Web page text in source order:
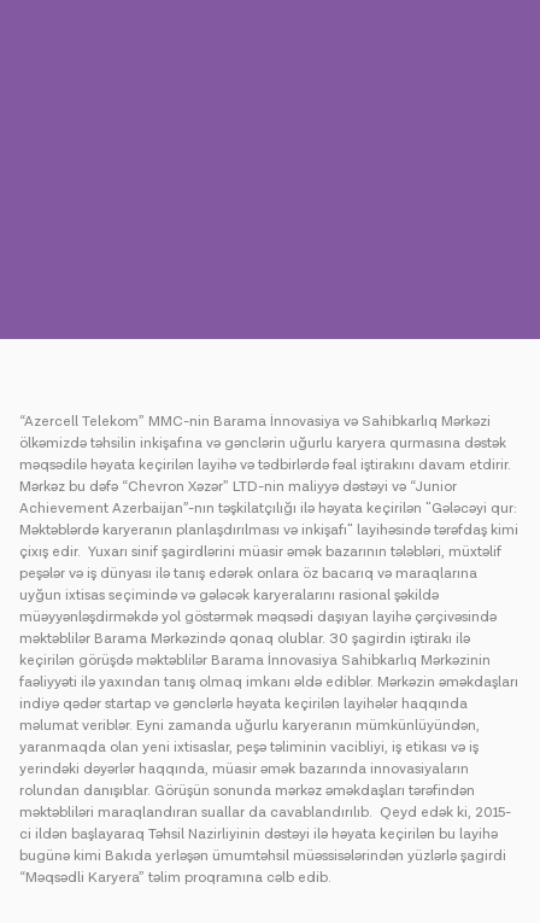
“Azercell Telekom” MMC-nin Barama İnnovasiya və Sahibkarlıq Mərkəzi
ölkəmizdə təhsilin inkişafına və gənclərin uğurlu karyera qurmasına dəstək
məqsədilə həyata keçirilən layihə və tədbirlərdə fəal iştirakını davam etdirir.
Mərkəz bu dəfə “Chevron Xəzər” LTD-nin maliyyə dəstəyi və “Junior
Achievement Azerbaijan”-nın təşkilatçılığı ilə həyata keçirilən "Gələcəyi qur:
Məktəblərdə karyeranın planlaşdırılması və inkişafı" layihəsində tərəfdaş kimi
çixış edir. Yuxarı sinif şagirdlərini müasir əmək bazarının tələbləri, müxtəlif
peşələr və iş dünyası ilə tanış edərək onlara öz bacarıq və maraqlarına
uyğun ixtisas seçimində və gələcək karyeralarını rasional şəkildə
müəyyənləşdirməkdə yol göstərmək məqsədi daşıyan layihə çərçivəsində
məktəblilər Barama Mərkəzində qonaq olublar. 30 şagirdin iştirakı ilə
keçirilən görüşdə məktəblilər Barama İnnovasiya Sahibkarlıq Mərkəzinin
faəliyyəti ilə yaxından tanış olmaq imkanı əldə ediblər. Mərkəzin əməkdaşları
indiyə qədər startap və gənclərlə həyata keçirilən layihələr haqqında
məlumat veriblər. Eyni zamanda uğurlu karyeranın mümkünlüyündən,
yaranmaqda olan yeni ixtisaslar, peşə təliminin vacibliyi, iş etikası və iş
yerindəki dəyərlər haqqında, müasir əmək bazarında innovasiyaların
rolundan danışıblar. Görüşün sonunda mərkəz əməkdaşları tərəfindən
məktəbliləri maraqlandıran suallar da cavablandırılıb. Qeyd edək ki, 2015-
ci ildən başlayaraq Təhsil Nazirliyinin dəstəyi ilə həyata keçirilən bu layihə
bugünə kimi Bakıda yerləşən ümumtəhsil müəssisələrindən yüzlərlə şagirdi
“Məqsədli Karyera” təlim proqramına cəlb edib.